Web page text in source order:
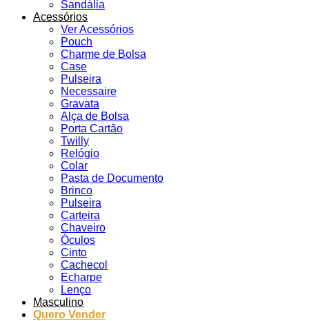
Sandália
Acessórios
Ver Acessórios
Pouch
Charme de Bolsa
Case
Pulseira
Necessaire
Gravata
Alça de Bolsa
Porta Cartão
Twilly
Relógio
Colar
Pasta de Documento
Brinco
Pulseira
Carteira
Chaveiro
Óculos
Cinto
Cachecol
Echarpe
Lenço
Masculino
Quero Vender